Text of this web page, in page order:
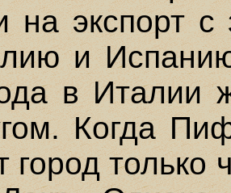
на экспорт с
и
в Италии
Когда
город